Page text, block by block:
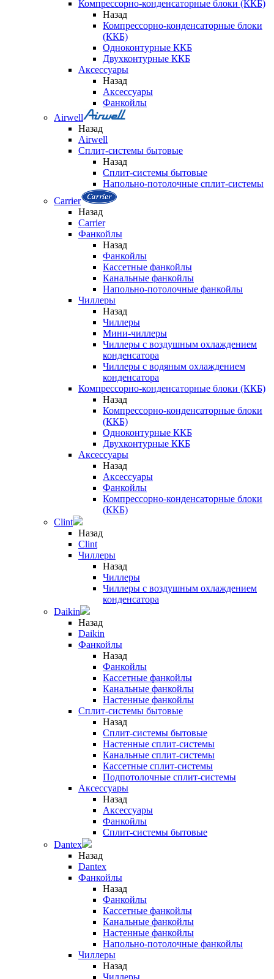
Компрессорно-конденсаторные блоки (ККБ)
Назад
Компрессорно-конденсаторные блоки
(ККБ)
Одноконтурные ККБ
Двухконтурные ККБ
Аксессуары
Назад
Аксессуары
Фанкойлы
Airwell
Назад
Airwell
Сплит-системы бытовые
Назад
Сплит-системы бытовые
Напольно-потолочные сплит-системы
Carrier
Назад
Carrier
Фанкойлы
Назад
Фанкойлы
Кассетные фанкойлы
Канальные фанкойлы
Напольно-потолочные фанкойлы
Чиллеры
Назад
Чиллеры
Мини-чиллеры
Чиллеры с воздушным охлаждением
конденсатора
Чиллеры с водяным охлаждением
конденсатора
Компрессорно-конденсаторные блоки (ККБ)
Назад
Компрессорно-конденсаторные блоки
(ККБ)
Одноконтурные ККБ
Двухконтурные ККБ
Аксессуары
Назад
Аксессуары
Фанкойлы
Компрессорно-конденсаторные блоки
(ККБ)
Clint
Назад
Clint
Чиллеры
Назад
Чиллеры
Чиллеры с воздушным охлаждением
конденсатора
Daikin
Назад
Daikin
Фанкойлы
Назад
Фанкойлы
Кассетные фанкойлы
Канальные фанкойлы
Настенные фанкойлы
Сплит-системы бытовые
Назад
Сплит-системы бытовые
Настенные сплит-системы
Канальные сплит-системы
Кассетные сплит-системы
Подпотолочные сплит-системы
Аксессуары
Назад
Аксессуары
Фанкойлы
Сплит-системы бытовые
Dantex
Назад
Dantex
Фанкойлы
Назад
Фанкойлы
Кассетные фанкойлы
Канальные фанкойлы
Настенные фанкойлы
Напольно-потолочные фанкойлы
Чиллеры
Назад
Чиллеры